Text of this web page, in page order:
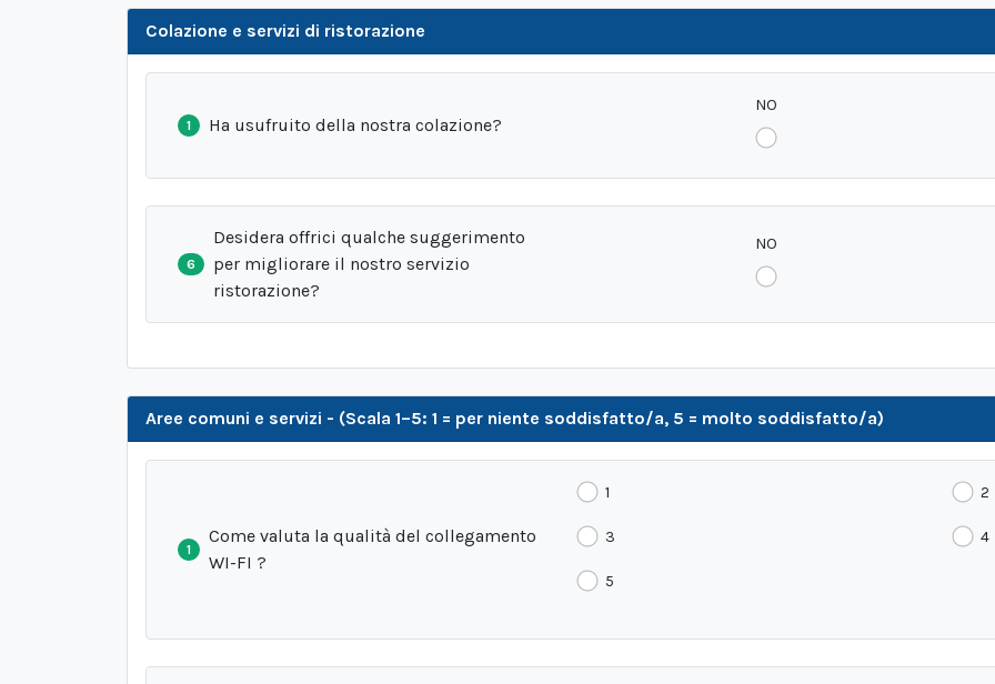
Colazione e servizi di ristorazione
1 Ha usufruito della nostra colazione?
NO
6
Desidera offrici qualche suggerimento
per migliorare il nostro servizio
ristorazione?
NO
Aree comuni e servizi - (Scala 1–5: 1 = per niente soddisfatto/a, 5 = molto soddisfatto/a)
1
Come valuta la qualità del collegamento
WI-FI ?
1 2
3 4
5